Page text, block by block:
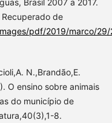
Brasil 2007 a 2017.
de
pdf/2019/marco/
N.,Brandão,E.
O ensino sobre animais
do município de
8.